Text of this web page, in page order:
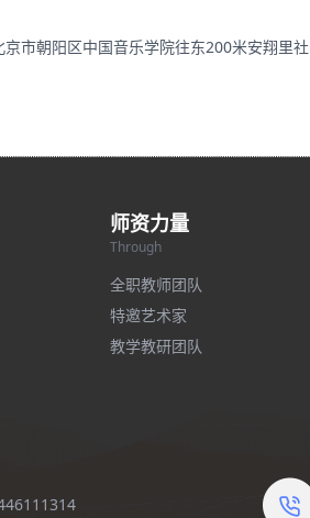
京市朝阳区中国音乐学院往东200米安翔里社
师资力量
Through
全职教师团队
特邀艺术家
教学教研团队